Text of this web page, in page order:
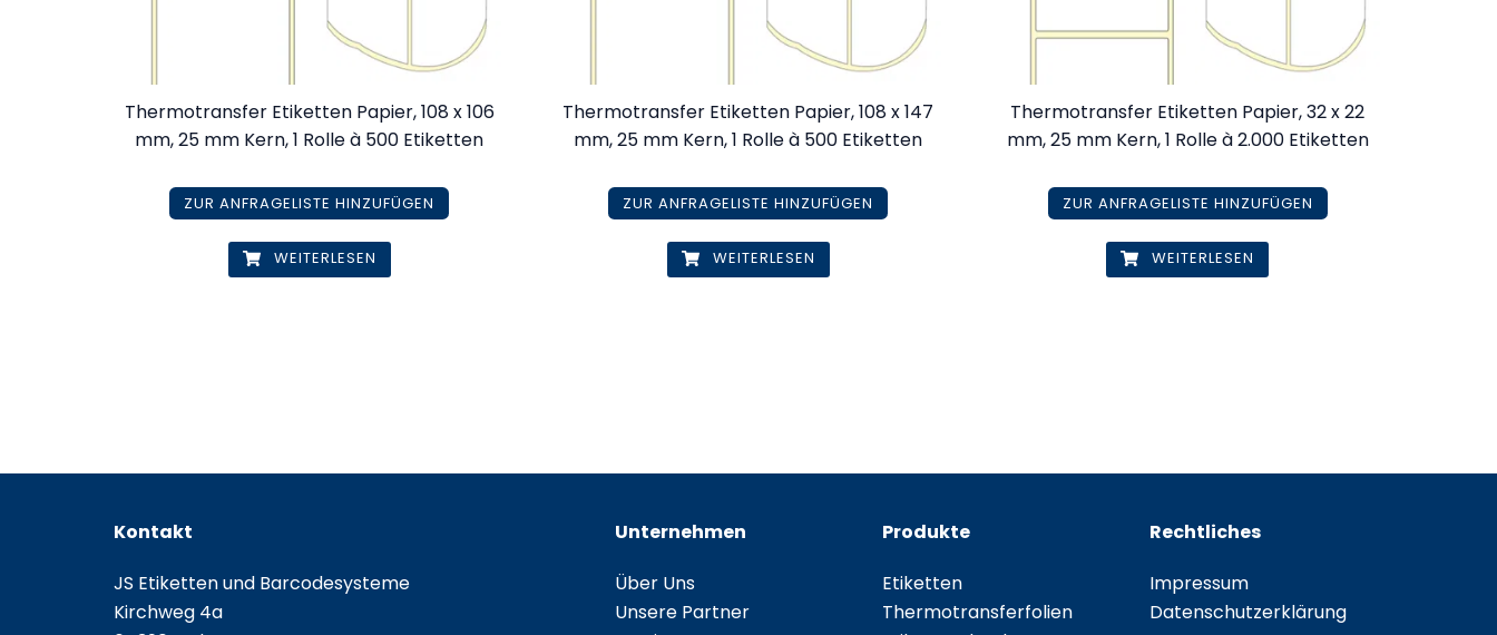
Thermotransfer Etiketten Papier, 108 x 106
mm, 25 mm Kern, 1 Rolle à 500 Etiketten
ZUR ANFRAGELISTE HINZUFÜGEN
WEITERLESEN
Thermotransfer Etiketten Papier, 108 x 147
mm, 25 mm Kern, 1 Rolle à 500 Etiketten
ZUR ANFRAGELISTE HINZUFÜGEN
WEITERLESEN
Thermotransfer Etiketten Papier, 32 x 22
mm, 25 mm Kern, 1 Rolle à 2.000 Etiketten
ZUR ANFRAGELISTE HINZUFÜGEN
WEITERLESEN
Kontakt
JS Etiketten und Barcodesysteme
Kirchweg 4a
Unternehmen
Über Uns
Unsere Partner
Produkte
Etiketten
Thermotransferfolien
Rechtliches
Impressum
Datenschutzerklärung